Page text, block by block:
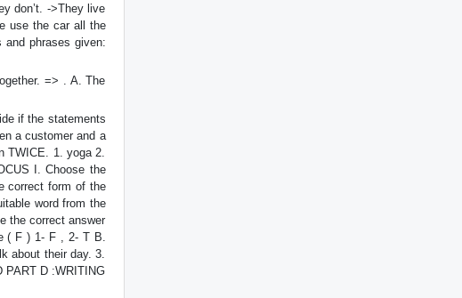
don’t. ->They live
use the car all the
phrases given:
=> . A. The
if the statements
a customer and a
TWICE. 1. yoga 2.
I. Choose the
correct form of the
word from the
the correct answer
( F ) 1- F , 2- T B.
about their day. 3.
PART D :WRITING